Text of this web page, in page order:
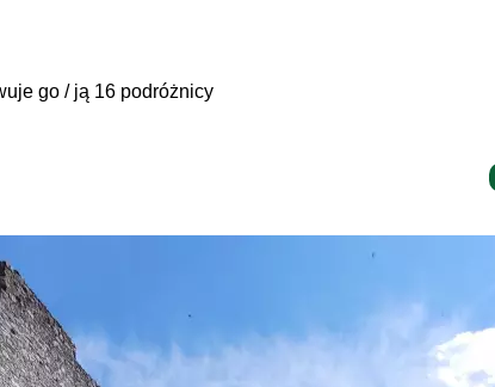
go / ją 16 podróżnicy